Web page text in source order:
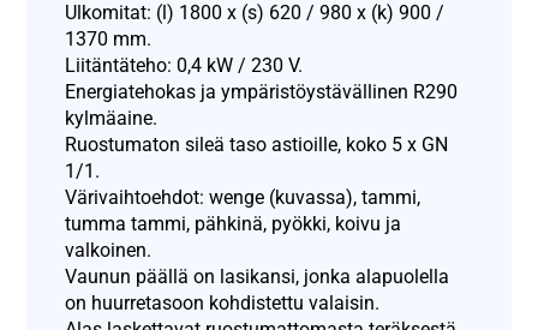
Ulkomitat: (l) 1800 x (s) 620 / 980 x (k) 900 /
1370 mm.
Liitäntäteho: 0,4 kW / 230 V.
Energiatehokas ja ympäristöystävällinen R290
kylmäaine.
Ruostumaton sileä taso astioille, koko 5 x GN
1/1.
Värivaihtoehdot: wenge (kuvassa), tammi,
tumma tammi, pähkinä, pyökki, koivu ja
valkoinen.
Vaunun päällä on lasikansi, jonka alapuolella
on huurretasoon kohdistettu valaisin.